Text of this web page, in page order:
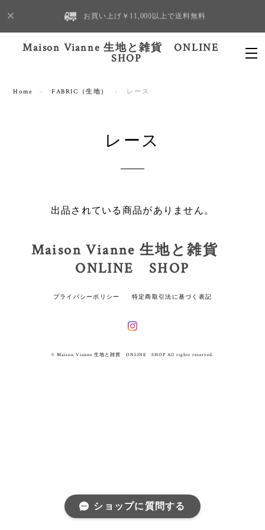
お買い上げ￥11,000以上で送料無料
Maison Vianne 生地と雑貨 ONLINE
SHOP
Home FABRIC（生地） レース
レース
出品されている商品がありません。
Maison Vianne 生地と雑貨
ONLINE SHOP
プライバシーポリシー 特定商取引法に基づく表記
© Maison Vianne 生地と雑貨 ONLINE SHOP All rights reserved.
ショップに質問する